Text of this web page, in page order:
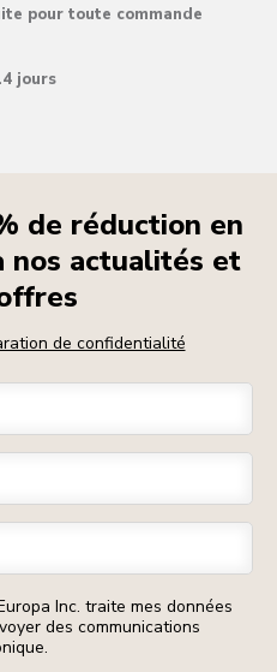
pour toute commande
jours
de réduction en
nos actualités et
de confidentialité
Inc. traite mes données
des communications